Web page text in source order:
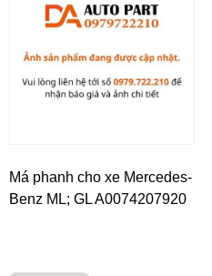
Má phanh cho xe Mercedes-
Benz ML; GL A0074207920